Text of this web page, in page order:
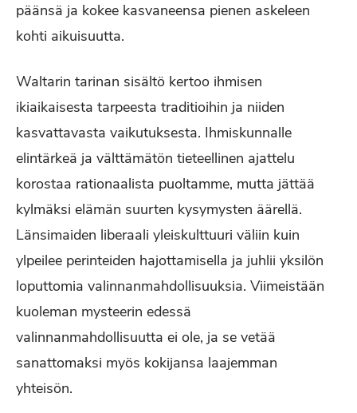
päänsä ja kokee kasvaneensa pienen askeleen
kohti aikuisuutta.
Waltarin tarinan sisältö kertoo ihmisen
ikiaikaisesta tarpeesta traditioihin ja niiden
kasvattavasta vaikutuksesta. Ihmiskunnalle
elintärkeä ja välttämätön tieteellinen ajattelu
korostaa rationaalista puoltamme, mutta jättää
kylmäksi elämän suurten kysymysten äärellä.
Länsimaiden liberaali yleiskulttuuri väliin kuin
ylpeilee perinteiden hajottamisella ja juhlii yksilön
loputtomia valinnanmahdollisuuksia. Viimeistään
kuoleman mysteerin edessä
valinnanmahdollisuutta ei ole, ja se vetää
sanattomaksi myös kokijansa laajemman
yhteisön.